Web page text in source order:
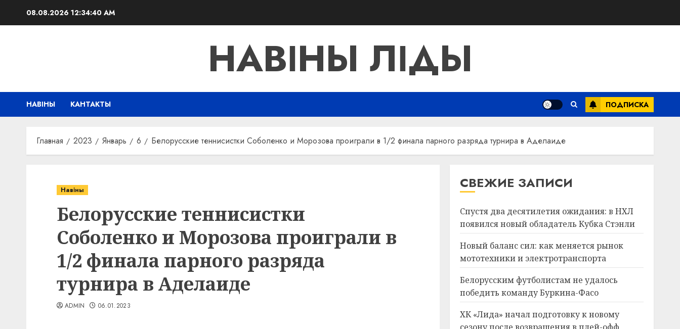
08.08.2026 12:34:41 AM
НАВІНЫ ЛІДЫ
НАВІНЫ КАНТАКТЫ ПОДПИСКА
Главная 2023 Январь 6 Белорусские теннисистки Соболенко и Морозова проиграли в 1/2 финала парного разряда турнира в Аделаиде
Навіны
Белорусские теннисистки
Соболенко и Морозова проиграли в
1/2 финала парного разряда
турнира в Аделаиде
ADMIN 06.01.2023
СВЕЖИЕ ЗАПИСИ
Спустя два десятилетия ожидания: в НХЛ
появился новый обладатель Кубка Стэнли
Новый баланс сил: как меняется рынок
мототехники и электротранспорта
Белорусским футболистам не удалось
победить команду Буркина-Фасо
ХК «Лида» начал подготовку к новому